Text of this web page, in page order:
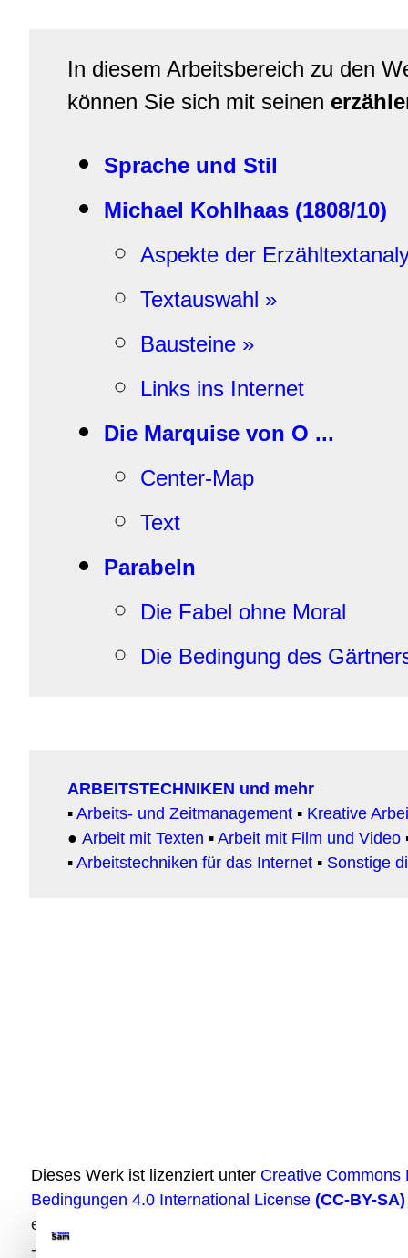
In diesem Arbeitsbereich zu den
können Sie sich mit seinen
Sprache und Stil
Michael Kohlhaas (1808/10)
Aspekte der
Textauswahl »
Bausteine »
Links ins Internet
Die Marquise von O ...
Center-Map
Text
Parabeln
Die Fabel ohne Moral
Die Bedingung des
ARBEITSTECHNIKEN und mehr
▪Arbeits- und Zeitmanagement ▪ Kreative
● Arbeit mit Texten ▪Arbeit mit Film und Video
▪Arbeitstechniken für das Internet ▪ Sonstige
Dieses Werk ist lizenziert unter Creative Commons
Bedingungen 4.0 International License (CC-BY-SA)
externen Quellen eingebunden werden oder
-